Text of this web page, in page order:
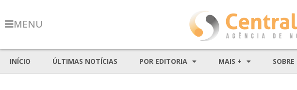
MENU
INÍCIO ÚLTIMAS NOTÍCIAS POR EDITORIA MAIS + SOBRE